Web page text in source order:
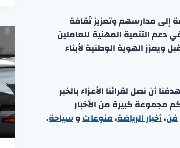
إلى مدارسهم وتعزيز ثقافة
دعم التنمية المهنية للعاملين
الهوية الوطنية لأبناء
أن نصل لقرائنا الأعزاء بالخبر
مجموعة كبيرة من الأخبار
فن،أخبار الرياضة،منوعاتوسياحة.